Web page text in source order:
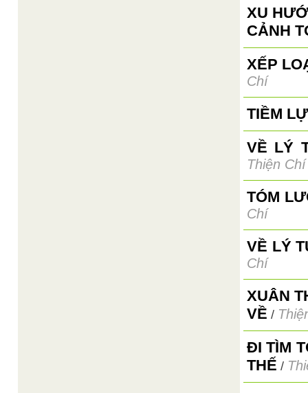
XU
CẢNH
XẾP
Chí
TIỀM
VỀ LÝ
Thiện Chí
TÓM
Chí
VỀ LÝ
Chí
XUÂN
VỀ /
ĐI TÌM
THẾ /